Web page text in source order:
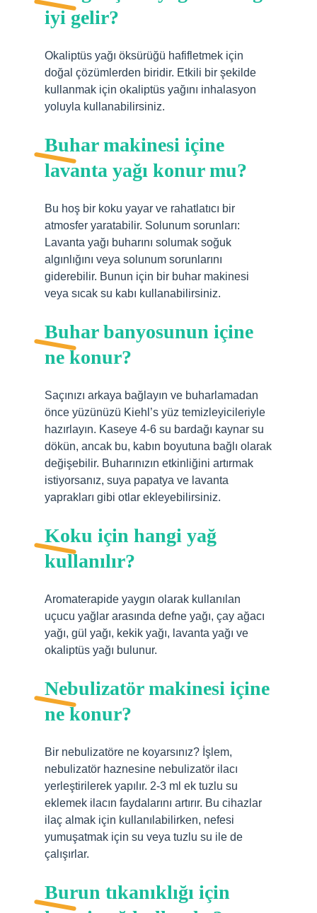
iyi gelir?
Okaliptüs yağı öksürüğü hafifletmek için
doğal çözümlerden biridir. Etkili bir şekilde
kullanmak için okaliptüs yağını inhalasyon
yoluyla kullanabilirsiniz.
Buhar makinesi içine
lavanta yağı konur mu?
Bu hoş bir koku yayar ve rahatlatıcı bir
atmosfer yaratabilir. Solunum sorunları:
Lavanta yağı buharını solumak soğuk
algınlığını veya solunum sorunlarını
giderebilir. Bunun için bir buhar makinesi
veya sıcak su kabı kullanabilirsiniz.
Buhar banyosunun içine
ne konur?
Saçınızı arkaya bağlayın ve buharlamadan
önce yüzünüzü Kiehl’s yüz temizleyicileriyle
hazırlayın. Kaseye 4-6 su bardağı kaynar su
dökün, ancak bu, kabın boyutuna bağlı olarak
değişebilir. Buharınızın etkinliğini artırmak
istiyorsanız, suya papatya ve lavanta
yaprakları gibi otlar ekleyebilirsiniz.
Koku için hangi yağ
kullanılır?
Aromaterapide yaygın olarak kullanılan
uçucu yağlar arasında defne yağı, çay ağacı
yağı, gül yağı, kekik yağı, lavanta yağı ve
okaliptüs yağı bulunur.
Nebulizatör makinesi içine
ne konur?
Bir nebulizatöre ne koyarsınız? İşlem,
nebulizatör haznesine nebulizatör ilacı
yerleştirilerek yapılır. 2-3 ml ek tuzlu su
eklemek ilacın faydalarını artırır. Bu cihazlar
ilaç almak için kullanılabilirken, nefesi
yumuşatmak için su veya tuzlu su ile de
çalışırlar.
Burun tıkanıklığı için